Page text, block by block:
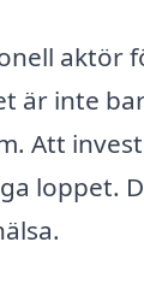
aktör
är inte
Att
loppet.